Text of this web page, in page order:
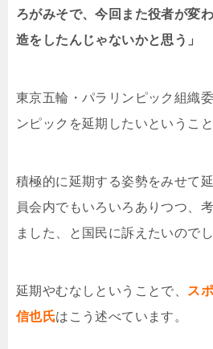
ろがみそで、今回また役者が変
造をしたんじゃないかと思う」
東京五輪・パラリンピック組織
ンピックを延期したいというこ
積極的に延期する姿勢をみせて
員会内でもいろいろありつつ、
ました、と国民に訴えたいのでし
延期やむなしということで、
ス
信也氏はこう述べています。